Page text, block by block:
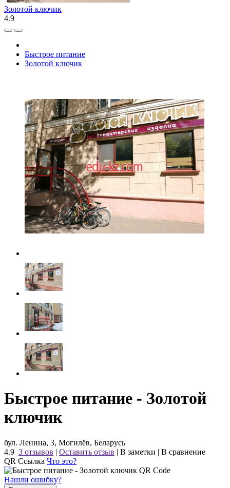
Золотой ключик
4.9
Быстрое питание
Золотой ключик
Быстрое питание - Золотой
ключик
бул. Ленина, 3, Могилёв, Беларусь
4.9 3 отзывов | Оставить отзыв | В заметки | В сравнение
QR Ссылка Что это?
Нашли ошибку?